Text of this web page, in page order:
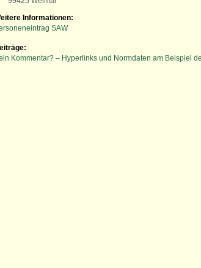
Informationen:
SAW
Kommentar? – Hyperlinks und Normdaten am Beispiel